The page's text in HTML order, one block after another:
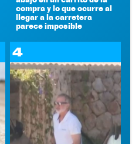
compra y lo que ocurre al
llegar a la carretera
parece imposible
4